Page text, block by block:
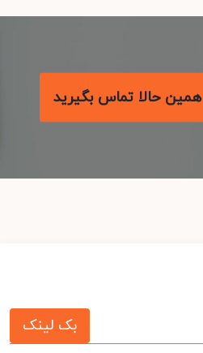
همین حالا تماس بگیرید
بک لینک